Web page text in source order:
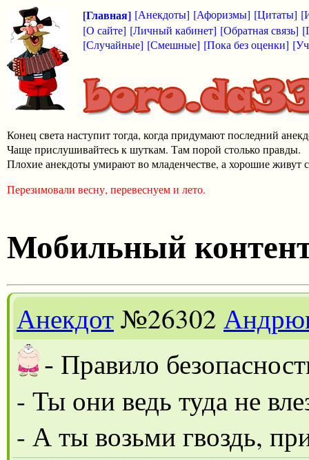
[Главная] [Анекдоты] [Афоризмы] [Цитаты]
[О сайте] [Личный кабинет] [Обратная связь]
[Случайные] [Смешные] [Пока без оценки]
Конец света наступит тогда, когда придумают последний
Чаще прислушивайтесь к шуткам. Там порой столько правды.
Плохие анекдоты умирают во младенчестве, а хорошие живут
Перезимовали весну, перевеснуем и лето.
Мобильный
Анекдот№26302
- Правило
- Ты они ведь туда не
- А ты возьми гвоздь,